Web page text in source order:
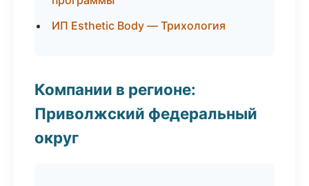
ИП Esthetic Body — Трихология
Компании в регионе:
Приволжский федеральный
округ